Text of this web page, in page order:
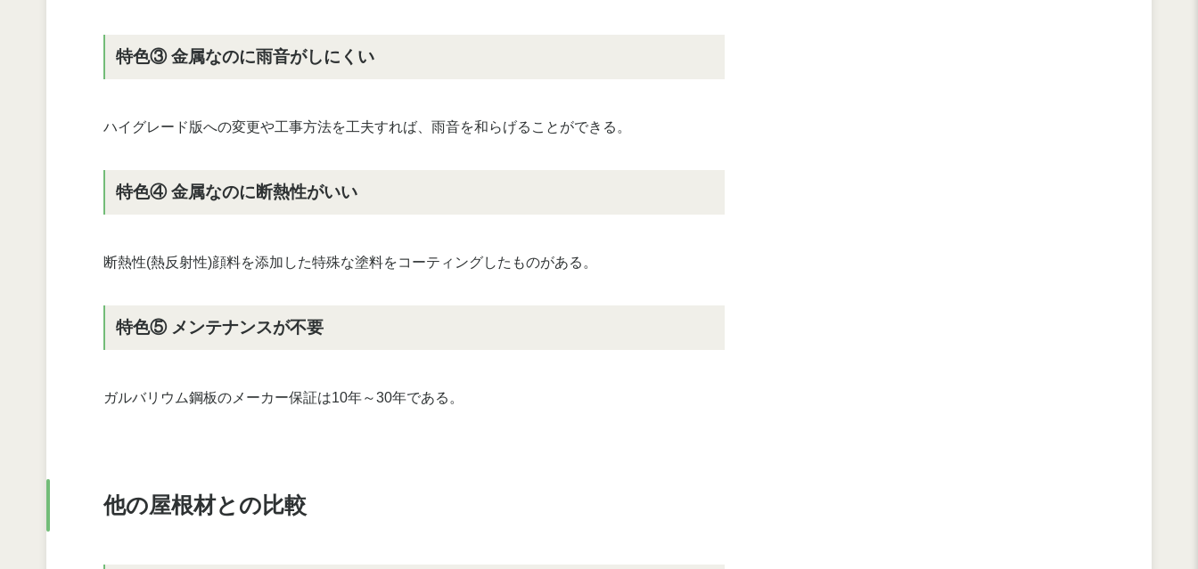
特色③ 金属なのに雨音がしにくい
ハイグレード版への変更や工事方法を工夫すれば、雨音を和らげることができる。
特色④ 金属なのに断熱性がいい
断熱性(熱反射性)顔料を添加した特殊な塗料をコーティングしたものがある。
特色⑤ メンテナンスが不要
ガルバリウム鋼板のメーカー保証は10年～30年である。
他の屋根材との比較